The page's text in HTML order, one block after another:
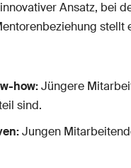
Ansatz, bei
how:Jüngere
sind.
Jungen